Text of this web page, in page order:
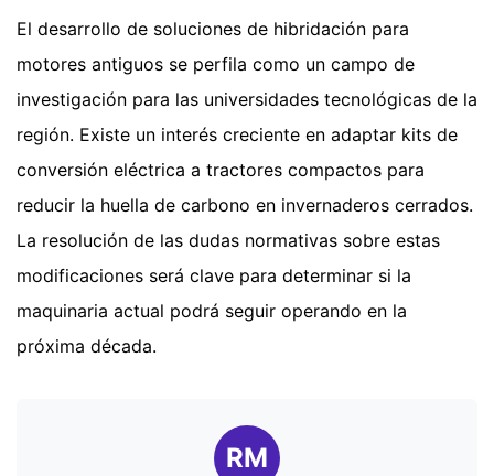
El desarrollo de soluciones de hibridación para
motores antiguos se perfila como un campo de
investigación para las universidades tecnológicas de la
región. Existe un interés creciente en adaptar kits de
conversión eléctrica a tractores compactos para
reducir la huella de carbono en invernaderos cerrados.
La resolución de las dudas normativas sobre estas
modificaciones será clave para determinar si la
maquinaria actual podrá seguir operando en la
próxima década.
RM